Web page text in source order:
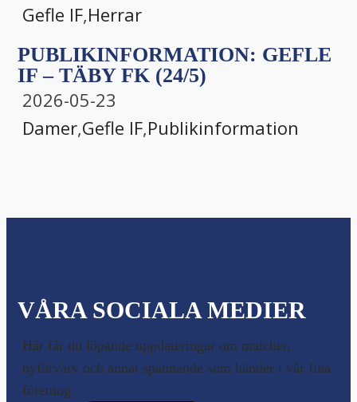
Gefle IF,Herrar
PUBLIKINFORMATION: GEFLE
IF – TÄBY FK (24/5)
2026-05-23
Damer,Gefle IF,Publikinformation
VÅRA SOCIALA MEDIER
Här får du löpande uppdateringar om matcher,
nyförvärv och annat spännande som händer i vår fina
förening.